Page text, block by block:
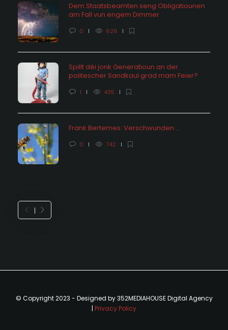
Dem Staatsbeamten seng Obligatiounen
am Fall vun engem Dimmer
0 626
Spillt déi jonk Generatioun an der
politescher Sandkaul grad mam Feier?
1 435
Frank Bertemes: Verschwunden….
0 742
© Copyright 2023 - Designed by 352MEDIAHOUSE Digital Agency
| Privacy Policy